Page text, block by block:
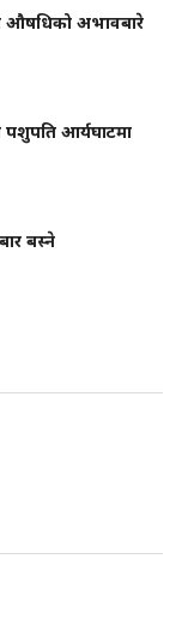
औषधिको अभावबारे
पशुपति आर्यघाटमा
बस्ने